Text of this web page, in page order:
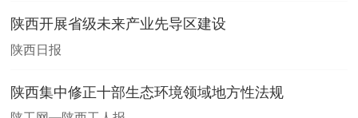
陕西开展省级未来产业先导区建设
陕西日报
陕西集中修正十部生态环境领域地方性法规